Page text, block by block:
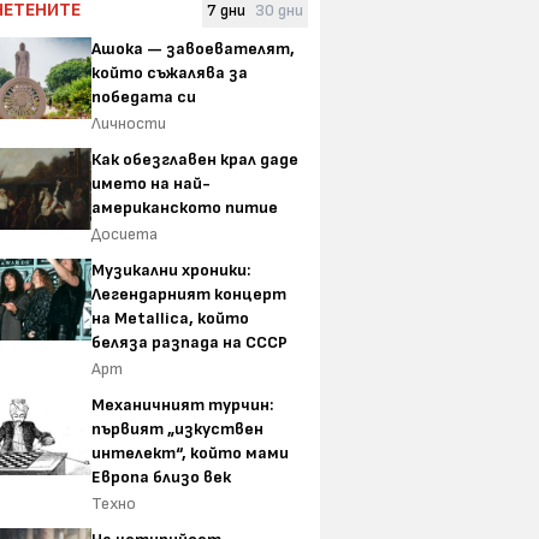
7 дни 30 дни
Ашока — завоевателят,
който съжалява за
победата си
Личности
Как обезглавен крал даде
името на най-
американското питие
Досиета
Музикални хроники:
Легендарният концерт
на Metallica, който
беляза разпада на СССР
Арт
Механичният турчин:
първият „изкуствен
интелект“, който мами
Европа близо век
Техно